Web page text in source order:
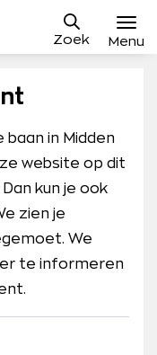
Zoek Menu
baan in Midden
website op dit
kun je ook
zien je
We
te informeren